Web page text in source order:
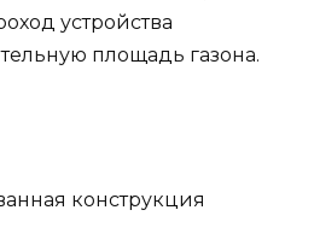
устройства
площадь газона.
конструкция